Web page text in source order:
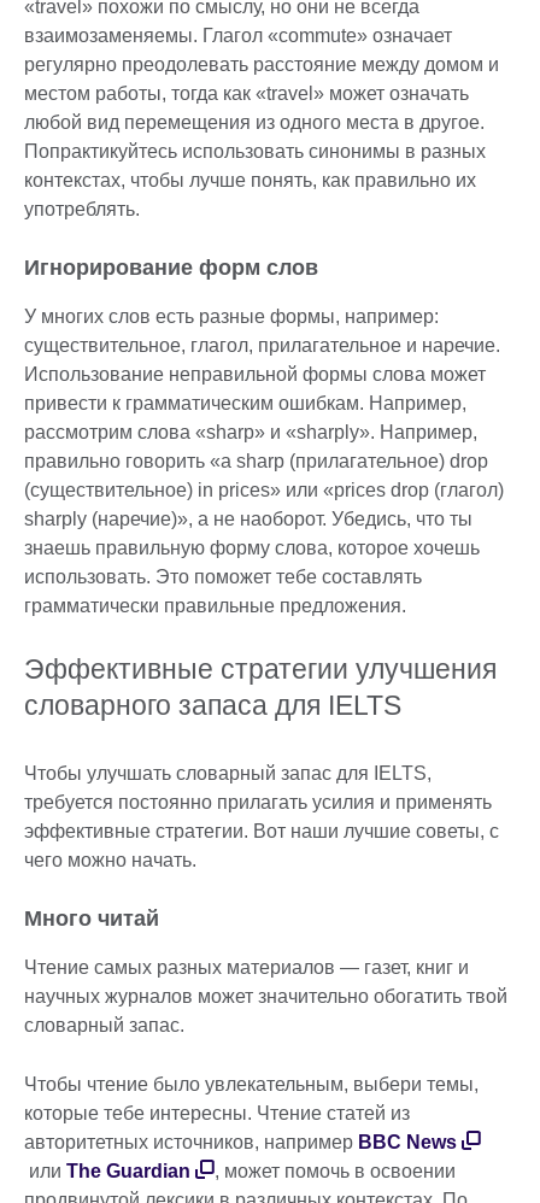
«travel» похожи по смыслу, но они не всегда
взаимозаменяемы. Глагол «commute» означает
регулярно преодолевать расстояние между домом и
местом работы, тогда как «travel» может означать
любой вид перемещения из одного места в другое.
Попрактикуйтесь использовать синонимы в разных
контекстах, чтобы лучше понять, как правильно их
употреблять.
Игнорирование форм слов
У многих слов есть разные формы, например:
существительное, глагол, прилагательное и наречие.
Использование неправильной формы слова может
привести к грамматическим ошибкам. Например,
рассмотрим слова «sharp» и «sharply». Например,
правильно говорить «a sharp (прилагательное) drop
(существительное) in prices» или «prices drop (глагол)
sharply (наречие)», а не наоборот. Убедись, что ты
знаешь правильную форму слова, которое хочешь
использовать. Это поможет тебе составлять
грамматически правильные предложения.
Эффективные стратегии улучшения
словарного запаса для IELTS
Чтобы улучшать словарный запас для IELTS,
требуется постоянно прилагать усилия и применять
эффективные стратегии. Вот наши лучшие советы, с
чего можно начать.
Много читай
Чтение самых разных материалов — газет, книг и
научных журналов может значительно обогатить твой
словарный запас.
Чтобы чтение было увлекательным, выбери темы,
которые тебе интересны. Чтение статей из
авторитетных источников, например BBC News
или The Guardian
, может помочь в освоении